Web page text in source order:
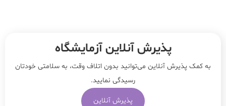
پذیرش آنلاین آزمایشگاه
به کمک پذیرش آنلاین می‌توانید بدون اتلاف وقت، به سلامتی خودتان
رسیدگی نمایید.
پذیرش آنلاین